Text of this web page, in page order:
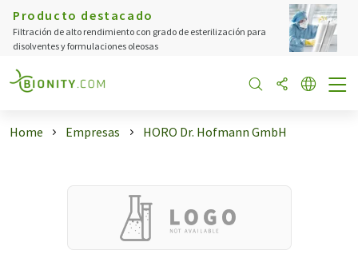
Producto destacado
Filtración de alto rendimiento con grado de esterilización para
disolventes y formulaciones oleosas
Home Empresas HORO Dr. Hofmann GmbH